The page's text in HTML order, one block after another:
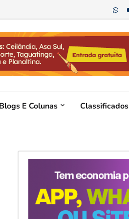
E Colunas Classificados